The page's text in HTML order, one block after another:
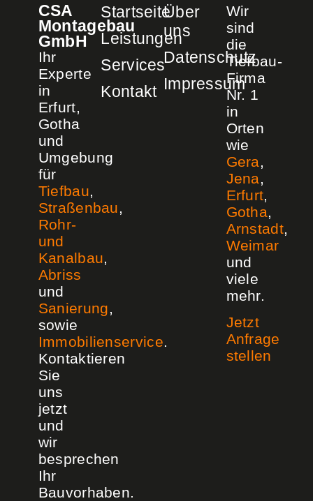
CSA
Montagebau
GmbH
Ihr
Experte
in
Erfurt,
Gotha
und
Umgebung
für
Tiefbau,
Straßenbau,
Rohr-
und
Kanalbau,
Abriss
und
Sanierung,
sowie
Immobilienservice.
Kontaktieren
Sie
uns
jetzt
und
wir
besprechen
Ihr
Bauvorhaben.
Startseite
Leistungen
Services
Kontakt
Über
uns
Datenschutz
Impressum
Wir
sind
die
Tiefbau-
Firma
Nr. 1
in
Orten
wie
Gera,
Jena,
Erfurt,
Gotha,
Arnstadt,
Weimar
und
viele
mehr.
Jetzt
Anfrage
stellen